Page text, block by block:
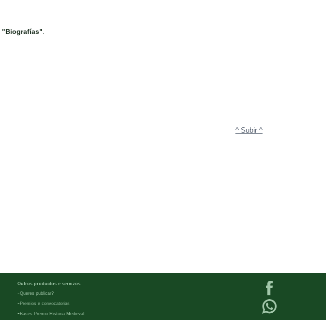
"Biografías"
^ Subir ^
Outros productos e servizos
-Queres publicar?
- Premios e convocatorias
- Bases Premio Historia Medieval